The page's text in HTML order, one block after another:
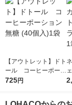
【アウトレット】ドト
ール コーヒーポーシ
ョン 無糖 (40個入)1袋
725円